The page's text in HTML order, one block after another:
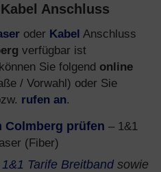
Anschluss
oder Kabel Anschluss
verfügbar ist
Sie folgend online
/ Vorwahl) oder Sie
rufen an.
Colmberg prüfen – 1&1
(Fiber)
1&1 Tarife Breitbandsowie